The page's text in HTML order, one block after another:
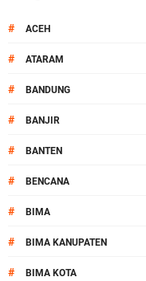
# ACEH
# ATARAM
# BANDUNG
# BANJIR
# BANTEN
# BENCANA
# BIMA
# BIMA KANUPATEN
# BIMA KOTA